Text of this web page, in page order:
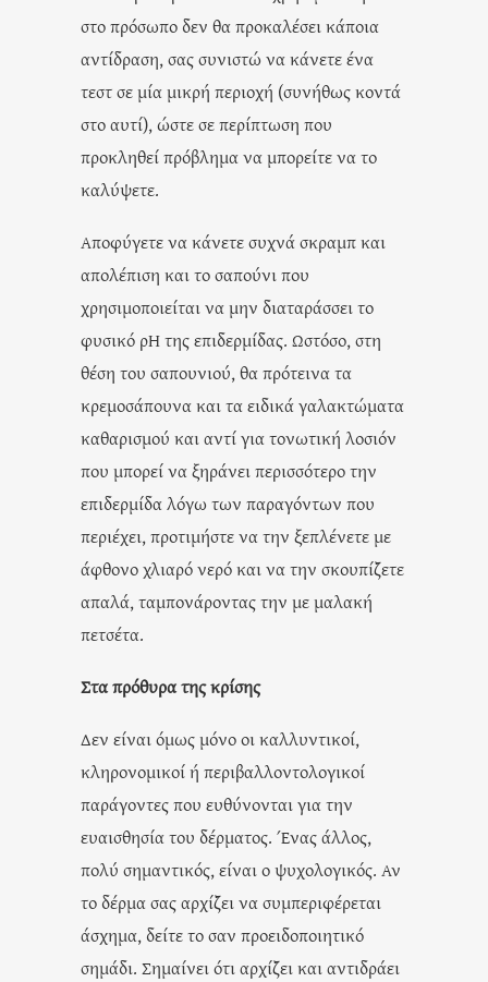
στο πρόσωπο δεν θα προκαλέσει κάποια
αντίδραση, σας συνιστώ να κάνετε ένα
τεστ σε μία μικρή περιοχή (συνήθως κοντά
στο αυτί), ώστε σε περίπτωση που
προκληθεί πρόβλημα να μπορείτε να το
καλύψετε.
Αποφύγετε να κάνετε συχνά σκραμπ και
απολέπιση και το σαπούνι που
χρησιμοποιείται να μην διαταράσσει το
φυσικό ρΗ της επιδερμίδας. Ωστόσο, στη
θέση του σαπουνιού, θα πρότεινα τα
κρεμοσάπουνα και τα ειδικά γαλακτώματα
καθαρισμού και αντί για τονωτική λοσιόν
που μπορεί να ξηράνει περισσότερο την
επιδερμίδα λόγω των παραγόντων που
περιέχει, προτιμήστε να την ξεπλένετε με
άφθονο χλιαρό νερό και να την σκουπίζετε
απαλά, ταμπονάροντας την με μαλακή
πετσέτα.
Στα πρόθυρα της κρίσης
Δεν είναι όμως μόνο οι καλλυντικοί,
κληρονομικοί ή περιβαλλοντολογικοί
παράγοντες που ευθύνονται για την
ευαισθησία του δέρματος. Ένας άλλος,
πολύ σημαντικός, είναι ο ψυχολογικός. Αν
το δέρμα σας αρχίζει να συμπεριφέρεται
άσχημα, δείτε το σαν προειδοποιητικό
σημάδι. Σημαίνει ότι αρχίζει και αντιδράει